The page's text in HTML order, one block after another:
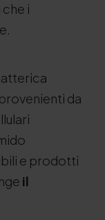
i
da
e prodotti
il